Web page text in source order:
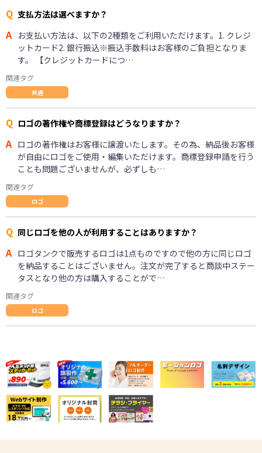
Q 支払方法は選べますか？
A お支払い方法は、以下の2種類をご利用いただけます。1. クレジ
ットカード2. 銀行振込※振込手数料はお客様のご負担となりま
す。 【クレジットカードにつ…
関連タグ
共通
Q ロゴの著作権や商標登録はどうなりますか？
A ロゴの著作権はお客様に譲渡いたします。その為、納品後お客様
が自由にロゴをご使用・編集いただけます。商標登録申請を行う
ことも問題ございませんが、必ずしも…
関連タグ
ロゴ
Q 同じロゴを他の人が利用することはありますか？
A ロゴタンクで販売するロゴは1点ものですので他の方に同じロゴ
を納品することはございません。注文が完了すると商談中ステー
タスとなり他の方は購入することがで…
関連タグ
ロゴ